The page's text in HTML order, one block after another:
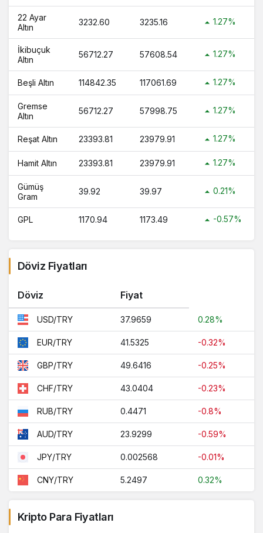
?
1 Bilezik Ne Kadar 1 Bilezik Kaç TL ?
22 Ayar
Altın
3232.60 3235.16 1.27%
İkibuçuk
Altın
56712.27 57608.54 1.27%
Beşli Altın 114842.35 117061.69 1.27%
Gremse
Altın
56712.27 57998.75 1.27%
Reşat Altın 23393.81 23979.91 1.27%
Hamit Altın 23393.81 23979.91 1.27%
Gümüş
Gram
39.92 39.97 0.21%
GPL 1170.94 1173.49 -0.57%
Döviz Fiyatları
Döviz Fiyat
USD/TRY 37.9659 0.28%
EUR/TRY 41.5325 -0.32%
GBP/TRY 49.6416 -0.25%
CHF/TRY 43.0404 -0.23%
RUB/TRY 0.4471 -0.8%
AUD/TRY 23.9299 -0.59%
JPY/TRY 0.002568 -0.01%
CNY/TRY 5.2497 0.32%
Kripto Para Fiyatları